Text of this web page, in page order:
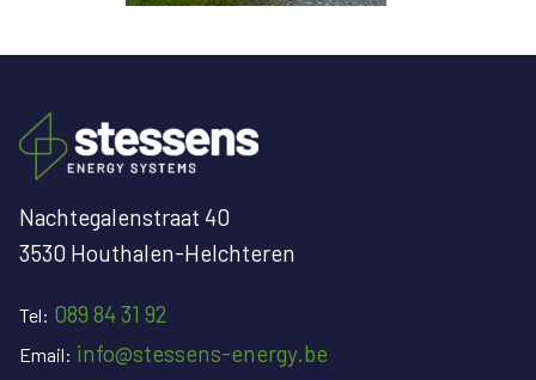
Nachtegalenstraat 40
3530 Houthalen-Helchteren
Tel: 089 84 31 92
Email: info@stessens-energy.be